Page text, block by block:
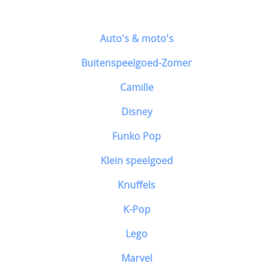
Auto's & moto's
Buitenspeelgoed-Zomer
Camille
Disney
Funko Pop
Klein speelgoed
Knuffels
K-Pop
Lego
Marvel